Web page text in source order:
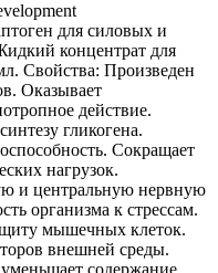
для силовых и
концентрат для
Свойства: Произведен
Оказывает
действие.
гликогена.
Сокращает
нагрузок.
и центральную нервную
организма к стрессам.
мышечных клеток.
внешней среды.
содержание